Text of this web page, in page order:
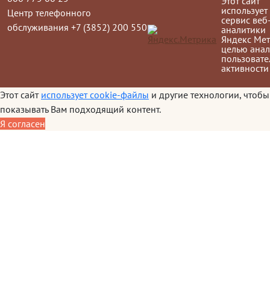
Центр телефонного
обслуживания +7 (3852) 200 550
использует
сервис
аналитики
Яндекс
целью
активности
Этот сайт использует cookie-файлы и другие технологии, чтобы
показывать Вам подходящий контент.
Я согласен